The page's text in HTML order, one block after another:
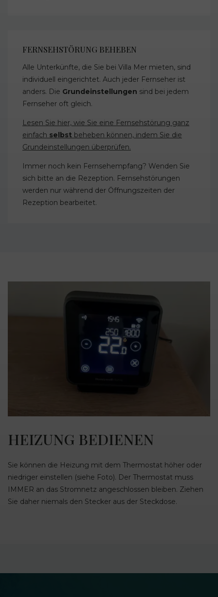
FERNSEHSTÖRUNG BEHEBEN
Alle Unterkünfte, die Sie bei Villa Mer mieten, sind
individuell eingerichtet. Auch jeder Fernseher ist
anders. Die Grundeinstellungen sind bei jedem
Fernseher oft gleich.
Lesen Sie hier, wie Sie eine Fernsehstörung ganz
einfach selbst beheben können, indem Sie die
Grundeinstellungen überprüfen.
Immer noch kein Fernsehempfang? Wenden Sie
sich bitte an die Rezeption. Fernsehstörungen
werden nur während der Öffnungszeiten der
Rezeption bearbeitet.
HEIZUNG BEDIENEN
Sie können die Heizung mit dem Thermostat höher oder
niedriger einstellen (siehe Foto). Der Thermostat muss
IMMER an das Stromnetz angeschlossen bleiben. Ziehen
Sie daher niemals den Stecker aus der Steckdose.